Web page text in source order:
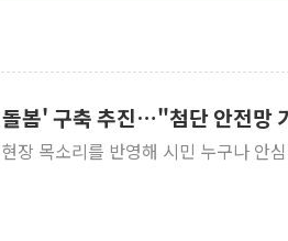
[채권/
트럼프
현대리
봄' 구축 추진…"첨단 안전망
장 목소리를 반영해 시민 누구나 안